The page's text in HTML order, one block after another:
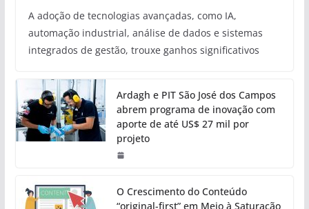
A adoção de tecnologias avançadas, como IA,
automação industrial, análise de dados e sistemas
integrados de gestão, trouxe ganhos significativos
Ardagh e PIT São José dos Campos
abrem programa de inovação com
aporte de até US$ 27 mil por
projeto
O Crescimento do Conteúdo
“original-first” em Meio à Saturação